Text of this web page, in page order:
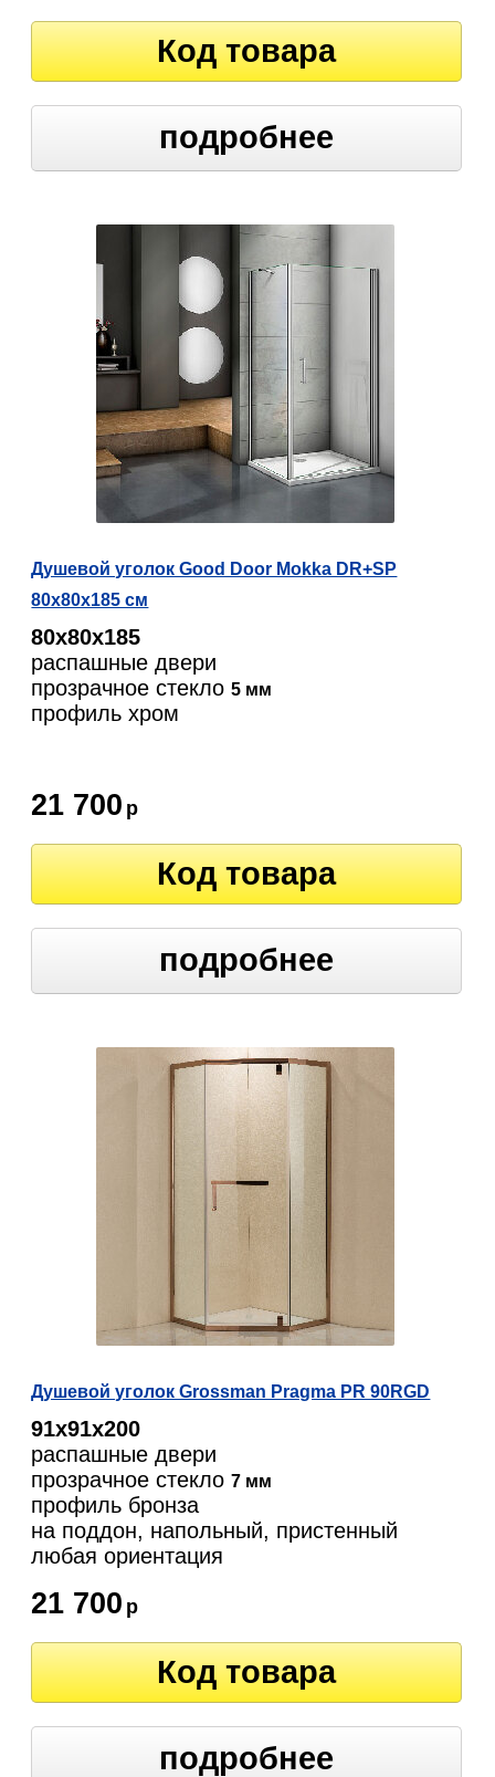
Код товара
подробнее
Душевой уголок Good Door Mokka DR+SP
80х80х185 см
80х80х185
распашные двери
прозрачное стекло5 мм
профиль хром
21 700 р
Код товара
подробнее
Душевой уголок Grossman Pragma PR 90RGD
91х91х200
распашные двери
прозрачное стекло7 мм
профиль бронза
на поддон, напольный, пристенный
любая ориентация
21 700 р
Код товара
подробнее